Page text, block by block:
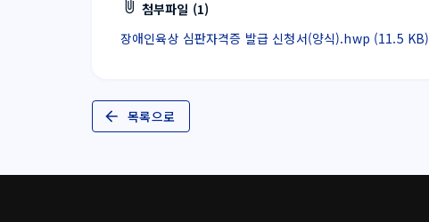
첨부파일 (1)
장애인육상 심판자격증 발급 신청서(양식).hwp (11.5 KB)
목록으로